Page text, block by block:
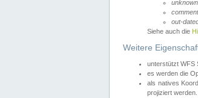
unknown
out-
Siehe auch die
Weitere
unterstützt WFS
es werden die
als natives
projiziert werden.